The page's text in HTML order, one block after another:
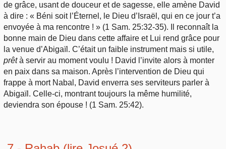
de grâce, usant de douceur et de sagesse, elle amène David
à dire : « Béni soit l’Éternel, le Dieu d’Israël, qui en ce jour t’a
envoyée à ma rencontre ! » (1 Sam. 25:32-35). Il reconnaît la
bonne main de Dieu dans cette affaire et Lui rend grâce pour
la venue d’Abigaïl. C’était un faible instrument mais si utile,
prêtà servir au moment voulu ! David l’invite alors à monter
en paix dans sa maison. Après l’intervention de Dieu qui
frappe à mort Nabal, David enverra ses serviteurs parler à
Abigaïl. Celle-ci, montrant toujours la même humilité,
deviendra son épouse ! (1 Sam. 25:42).